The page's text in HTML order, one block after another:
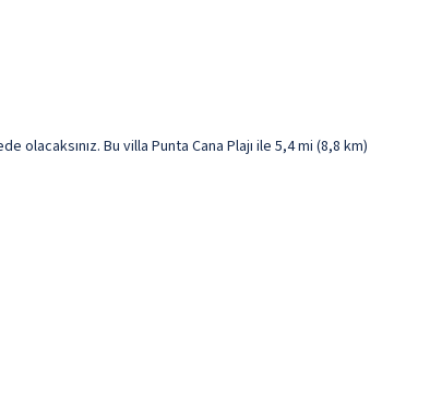
Bu villa Punta Cana Plajı ile 5,4 mi (8,8 km)